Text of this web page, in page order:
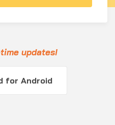
updates!
for Android